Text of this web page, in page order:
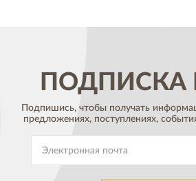
ПОДПИСКА
Подпишись, чтобы получать
предложениях, поступлениях,